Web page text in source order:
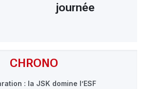
CHRONO
: la JSK domine l’ESF
journée